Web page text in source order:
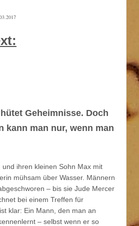
Geheimnisse. Doch
kann man nur, wenn man
und ihren kleinen Sohn Max mit
mühsam über Wasser. Männern
– bis sie Jude Mercer
bei einem Treffen für
klar: Ein Mann, den man an
– selbst wenn er so